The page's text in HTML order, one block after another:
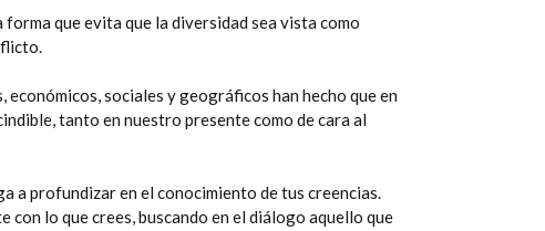
que evita que la diversidad sea vista como
sociales y geográficos han hecho que en
tanto en nuestro presente como de cara al
a profundizar en el conocimiento de tus creencias.
con lo que crees, buscando en el diálogo aquello que